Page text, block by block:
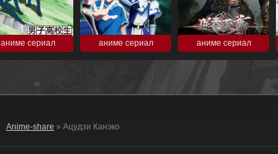
аниме сериал аниме сериал аниме сериал
Anime-share » Ацудзи Канэко